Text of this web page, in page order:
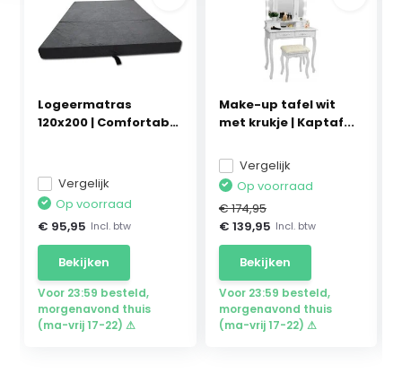
Logeermatras
120x200 | Comfortabel
Vergelijk
Op voorraad
€ 95,95 Incl. btw
Bekijken
Voor 23:59 besteld,
morgenavond thuis
(ma-vrij 17-22) ⚠
Make-up tafel wit
met krukje | Kaptaf...
Vergelijk
Op voorraad
€ 174,95
€ 139,95 Incl. btw
Bekijken
Voor 23:59 besteld,
morgenavond thuis
(ma-vrij 17-22) ⚠